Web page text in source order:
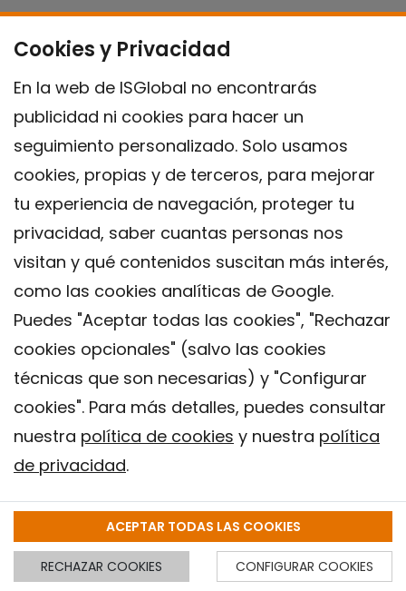
Cookies y Privacidad
En la web de ISGlobal no encontrarás
publicidad ni cookies para hacer un
seguimiento personalizado. Solo usamos
cookies, propias y de terceros, para mejorar
tu experiencia de navegación, proteger tu
privacidad, saber cuantas personas nos
visitan y qué contenidos suscitan más interés,
como las cookies analíticas de Google.
Puedes "Aceptar todas las cookies", "Rechazar
cookies opcionales" (salvo las cookies
técnicas que son necesarias) y "Configurar
cookies". Para más detalles, puedes consultar
nuestra política de cookies y nuestra política
de privacidad.
ACEPTAR TODAS LAS COOKIES
RECHAZAR COOKIES CONFIGURAR COOKIES
Campus Clínic
C/ Rosselló, 132, 5º 2ª 08036.
Campus Mar
C/ Doctor Aiguader, 88. 08003.Barcelona.Tel.+34 93 214 7300
Contacto